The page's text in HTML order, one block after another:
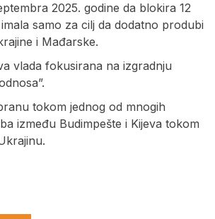
2025. godine da blokira 12
samo za cilj da dodatno produbi
i Mađarske.
vlada fokusirana na izgradnju
tokom jednog od mnogih
između Budimpešte i Kijeva tokom